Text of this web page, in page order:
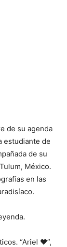
de su agenda
estudiante de
de su
México.
en las
“Ariel ❤️”,